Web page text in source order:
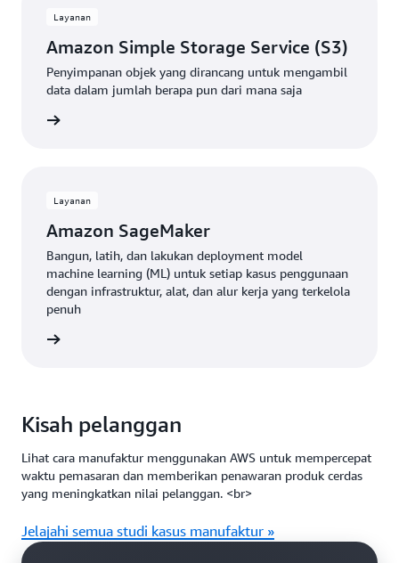
Layanan
Amazon Simple Storage Service (S3)
Penyimpanan objek yang dirancang untuk mengambil
data dalam jumlah berapa pun dari mana saja
Layanan
Amazon SageMaker
Bangun, latih, dan lakukan deployment model
machine learning (ML) untuk setiap kasus penggunaan
dengan infrastruktur, alat, dan alur kerja yang terkelola
penuh
Kisah pelanggan
Lihat cara manufaktur menggunakan AWS untuk mempercepat
waktu pemasaran dan memberikan penawaran produk cerdas
yang meningkatkan nilai pelanggan. <br>
Jelajahi semua studi kasus manufaktur »